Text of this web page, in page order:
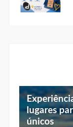
lugares
únicos